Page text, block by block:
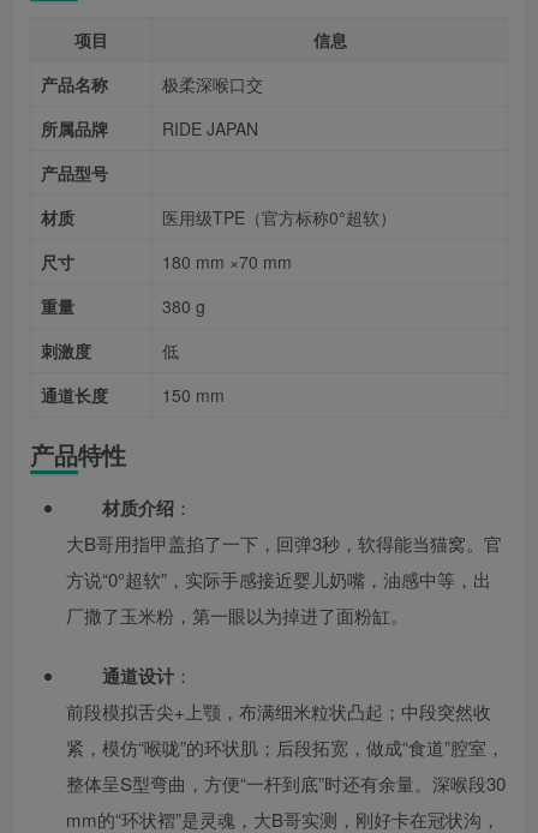
项目
信息
产品名称
极柔深喉口交
所属品牌
RIDE JAPAN
产品型号
材质
医用级TPE（官方标称0°超软）
尺寸
180 mm ×70 mm
重量
380 g
刺激度
低
通道长度
150 mm
产品特性
材质介绍 ：
大B哥用指甲盖掐了一下，回弹3秒，软得能当猫窝。官
方说“0°超软”，实际手感接近婴儿奶嘴，油感中等，出
厂撒了玉米粉，第一眼以为掉进了面粉缸。
通道设计 ：
前段模拟舌尖+上颚，布满细米粒状凸起；中段突然收
紧，模仿“喉咙”的环状肌；后段拓宽，做成“食道”腔室，
整体呈S型弯曲，方便“一杆到底”时还有余量。深喉段30
mm的“环状褶”是灵魂，大B哥实测，刚好卡在冠状沟，